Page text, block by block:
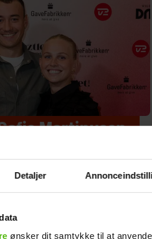
Detaljer
ønsker dit samtykke til at
Martinusen
har datet i